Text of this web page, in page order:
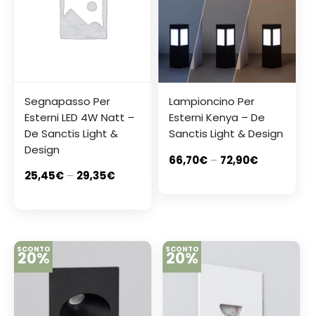
Segnapasso Per
Esterni LED 4W Natt –
De Sanctis Light &
Design
25,45€ – 29,35€
Lampioncino Per
Esterni Kenya – De
Sanctis Light & Design
66,70€ – 72,90€
SCONTO
20% SCONTO
20%